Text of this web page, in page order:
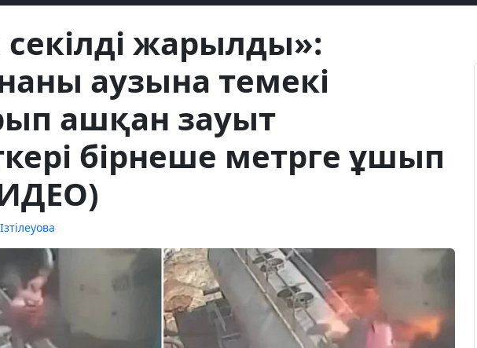
жарылды»:
аузына темекі
ашқан зауыт
бірнеше метрге ұшып